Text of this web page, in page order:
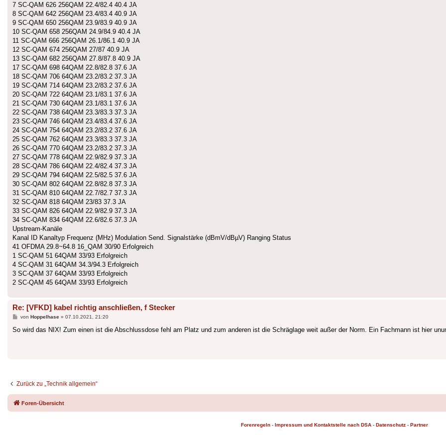
7 SC-QAM 626 256QAM 22.4/82.4 40.4 JA
8 SC-QAM 642 256QAM 23.4/83.4 40.9 JA
9 SC-QAM 650 256QAM 23.9/83.9 40.9 JA
10 SC-QAM 658 256QAM 24.9/84.9 40.4 JA
11 SC-QAM 666 256QAM 26.1/86.1 40.9 JA
12 SC-QAM 674 256QAM 27/87 40.9 JA
13 SC-QAM 682 256QAM 27.8/87.8 40.9 JA
17 SC-QAM 698 64QAM 22.8/82.8 37.6 JA
18 SC-QAM 706 64QAM 23.2/83.2 37.3 JA
19 SC-QAM 714 64QAM 23.2/83.2 37.6 JA
20 SC-QAM 722 64QAM 23.1/83.1 37.6 JA
21 SC-QAM 730 64QAM 23.1/83.1 37.6 JA
22 SC-QAM 738 64QAM 23.3/83.3 37.3 JA
23 SC-QAM 746 64QAM 23.4/83.4 37.6 JA
24 SC-QAM 754 64QAM 23.2/83.2 37.6 JA
25 SC-QAM 762 64QAM 23.3/83.3 37.3 JA
26 SC-QAM 770 64QAM 23.2/83.2 37.3 JA
27 SC-QAM 778 64QAM 22.9/82.9 37.3 JA
28 SC-QAM 786 64QAM 22.4/82.4 37.3 JA
29 SC-QAM 794 64QAM 22.5/82.5 37.6 JA
30 SC-QAM 802 64QAM 22.8/82.8 37.3 JA
31 SC-QAM 810 64QAM 22.7/82.7 37.3 JA
32 SC-QAM 818 64QAM 23/83 37.3 JA
33 SC-QAM 826 64QAM 22.9/82.9 37.3 JA
34 SC-QAM 834 64QAM 22.6/82.6 37.3 JA
Upstream-Kanäle
Kanal ID Kanaltyp Frequenz (MHz) Modulation Send. Signalstärke (dBmV/dBµV) Ranging Status
41 OFDMA 29.8~64.8 16_QAM 30/90 Erfolgreich
1 SC-QAM 51 64QAM 33/93 Erfolgreich
4 SC-QAM 31 64QAM 34.3/94.3 Erfolgreich
3 SC-QAM 37 64QAM 33/93 Erfolgreich
2 SC-QAM 45 64QAM 33/93 Erfolgreich
Re: [VFKD] kabel richtig anschließen, f Stecker
Beitrag
von Hoppelhase» 07.10.2021, 21:20
So wird das NIX! Zum einen ist die Abschlussdose fehl am Platz und zum anderen ist die Schräglage weit außer der Norm. Ein Fachmann ist hier
Zurück zu „Technik allgemein“
Foren-Übersicht
Forenregeln - Impressum und Kontaktstelle nach DSA - Datenschutz - Partner